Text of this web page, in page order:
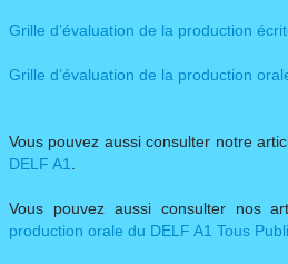
​Grille d’évaluation de la production
​Grille d’évaluation de la production
Vous pouvez aussi consulter notre
DELF A1.​​​
Vous pouvez aussi consulter nos
production orale du DELF A1 Tous